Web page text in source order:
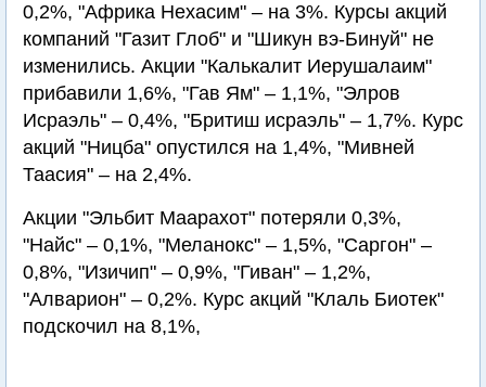
0,2%, "Африка Нехасим" – на 3%. Курсы акций
компаний "Газит Глоб" и "Шикун вэ-Бинуй" не
изменились. Акции "Калькалит Иерушалаим"
прибавили 1,6%, "Гав Ям" – 1,1%, "Элров
Исраэль" – 0,4%, "Бритиш исраэль" – 1,7%. Курс
акций "Ницба" опустился на 1,4%, "Мивней
Таасия" – на 2,4%.
Акции "Эльбит Маарахот" потеряли 0,3%,
"Найс" – 0,1%, "Меланокс" – 1,5%, "Саргон" –
0,8%, "Изичип" – 0,9%, "Гиван" – 1,2%,
"Алварион" – 0,2%. Курс акций "Клаль Биотек"
подскочил на 8,1%,